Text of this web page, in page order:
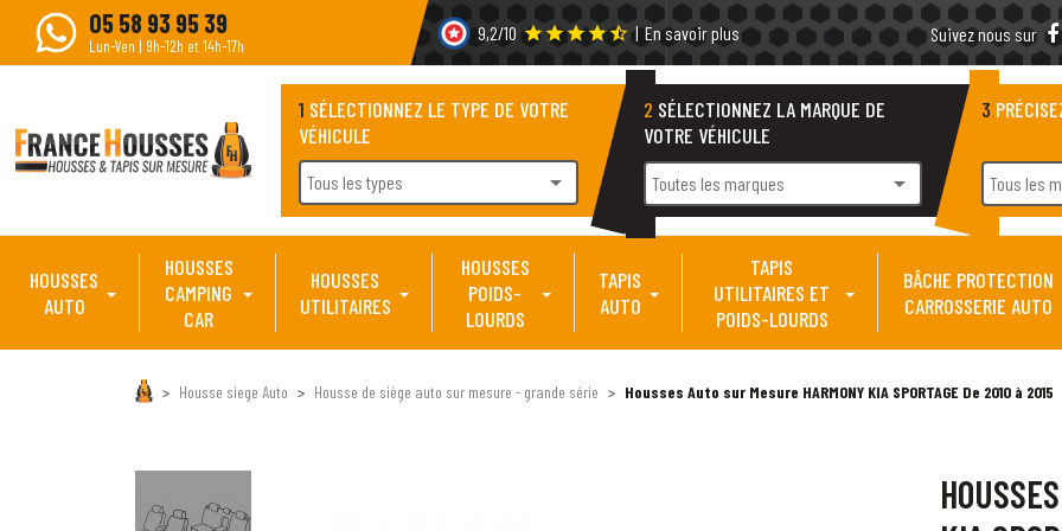
05 58 93 95 39
Lun-Ven | 9h-12h et 14h-17h
9,2/10 star starstarstarstar_half | En savoir plus Suivez nous sur
1 SÉLECTIONNEZ LE TYPE DE VOTRE
VÉHICULE
Tous les types arrow_drop_down
2 SÉLECTIONNEZ LA MARQUE DE
VOTRE VÉHICULE
Toutes les marques arrow_drop_down
3
Tous les
HOUSSES
AUTO
HOUSSES
CAMPING
CAR
HOUSSES
UTILITAIRES
HOUSSES
POIDS-
LOURDS
TAPIS
AUTO
TAPIS
UTILITAIRES ET
POIDS-LOURDS
BÂCHE PROTECTION
CARROSSERIE AUTO
Housse siege Auto Housse de siège auto sur mesure - grande série Housses Auto sur Mesure HARMONY KIA SPORTAGE De 2010 à 2015